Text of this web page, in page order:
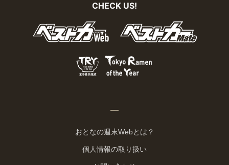
CHECK US!
おとなの週末Webとは？
個人情報の取り扱い